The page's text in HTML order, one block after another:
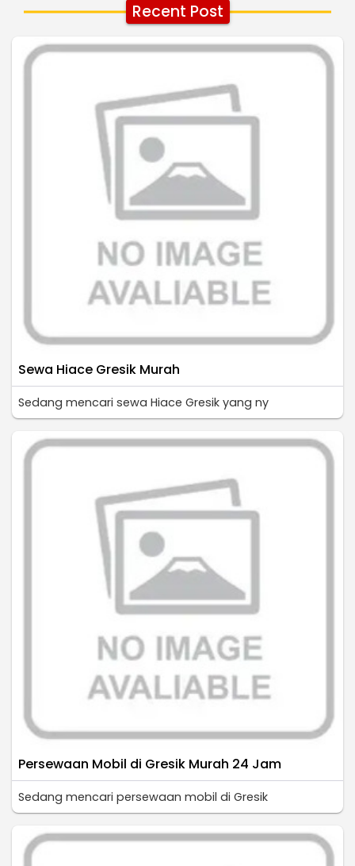
Recent Post
Sewa Hiace Gresik Murah
Sedang mencari sewa Hiace Gresik yang ny
Persewaan Mobil di Gresik Murah 24 Jam
Sedang mencari persewaan mobil di Gresik